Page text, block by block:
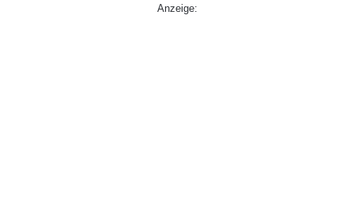
Anzeige: